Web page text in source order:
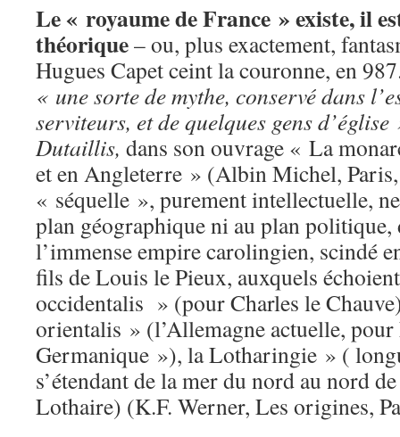
Le « royaume de France » existe, il
théorique– ou, plus exactement,
Hugues Capet ceint la couronne, en
« une sorte de mythe, conservé dans
serviteurs, et de quelques gens d’église
Dutaillis, dans son ouvrage « La
et en Angleterre » (Albin Michel,
« séquelle », purement intellectuelle,
plan géographique ni au plan politique,
l’immense empire carolingien, scindé
fils de Louis le Pieux, auxquels
occidentalis » (pour Charles le
orientalis » (l’Allemagne actuelle,
Germanique »), la Lotharingie » (
s’étendant de la mer du nord au nord
Lothaire) (K.F. Werner, Les origines,